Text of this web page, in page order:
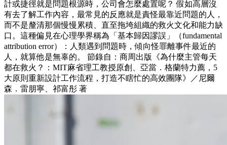
計或捷徑就是問題根源時，公司會怎麼處置呢？ 假如高層沒
有去了解工作內容，最常見的反應就是責怪最靠近問題的人，
而不是釐清那個慢慢累積、直至拖垮組織的救火文化和能力缺
口。這種偏見在心理學界稱為「基本歸因謬誤」（fundamental
attribution error）：人類遇到問題時，傾向怪罪離事件最近的
人，就算他是無辜的。 節錄自：商周出版《為什麼主管每天
都在救火？：MIT麻省理工教授原創、亞當．格蘭特力薦，5
大原則重新設計工作流程，打造不瞎忙的高效團隊》／尼爾
森．雷朋寧、祁富彤 著